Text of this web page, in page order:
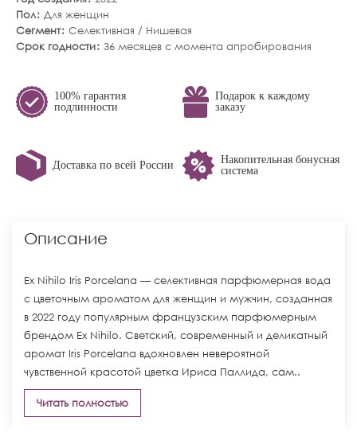
Пол Для женщин
Сегмент Селективная / Нишевая
Срок годности 36 месяцев с момента апробирования
100% гарантия
подлинности
Подарок к каждому
заказу
Доставка по всей России
Накопительная бонусная
система
Описание
Ex Nihilo Iris Porcelana — селективная парфюмерная вода
с цветочным ароматом для женщин и мужчин, созданная
в 2022 году популярным французским парфюмерным
брендом Ex Nihilo. Светский, современный и деликатный
аромат Iris Porcelana вдохновлен невероятной
чувственной красотой цветка Ириса Паллида, сам..
Читать полностью